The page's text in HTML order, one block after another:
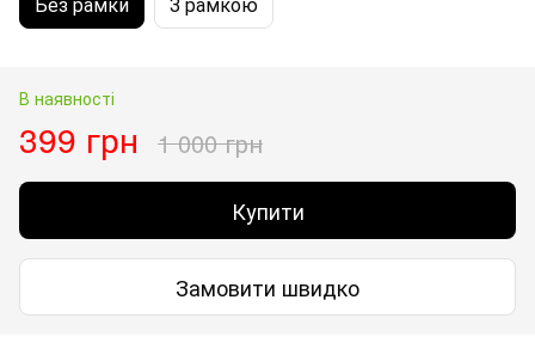
В наявності
399 грн 1 000 грн
Купити
Замовити швидко